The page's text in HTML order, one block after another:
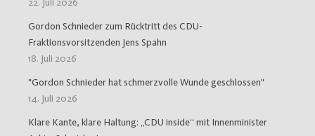
Gordon Schnieder zum Rücktritt des CDU-
Fraktionsvorsitzenden Jens Spahn
18. Juli 2026
"Gordon Schnieder hat schmerzvolle Wunde geschlossen"
14. Juli 2026
Klare Kante, klare Haltung: „CDU inside“ mit Innenminister